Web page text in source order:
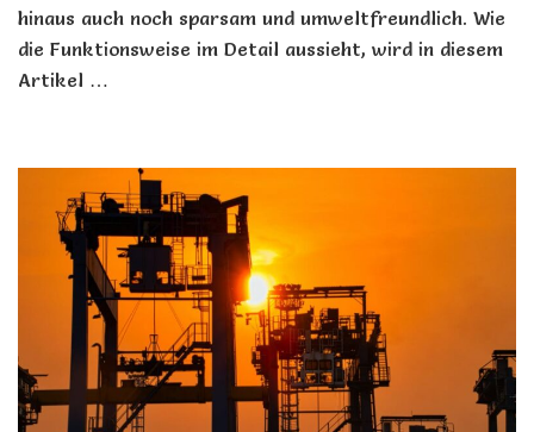
hinaus auch noch sparsam und umweltfreundlich. Wie
die Funktionsweise im Detail aussieht, wird in diesem
Artikel …